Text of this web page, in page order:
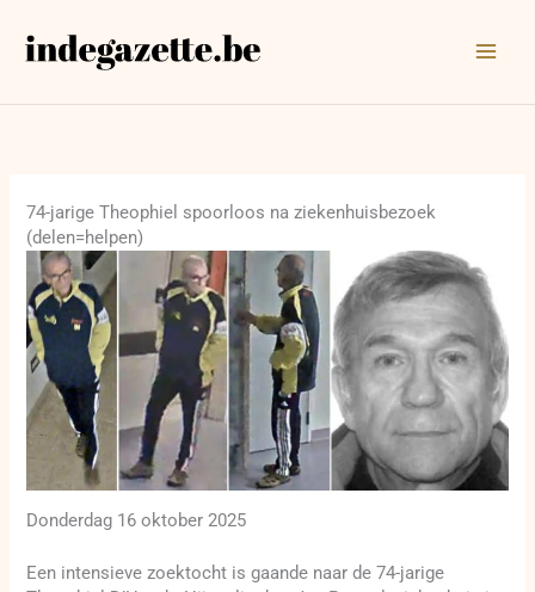
naar
74-jarige Theophiel spoorloos na ziekenhuisbezoek
(delen=helpen)
Donderdag 16 oktober 2025
Een intensieve zoektocht is gaande naar de 74-jarige